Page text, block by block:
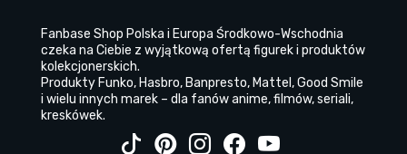
Fanbase Shop Polska i Europa Środkowo-Wschodnia
czeka na Ciebie z wyjątkową ofertą figurek i produktów
kolekcjonerskich.
Produkty Funko, Hasbro, Banpresto, Mattel, Good Smile
i wielu innych marek – dla fanów anime, filmów, seriali,
kreskówek.